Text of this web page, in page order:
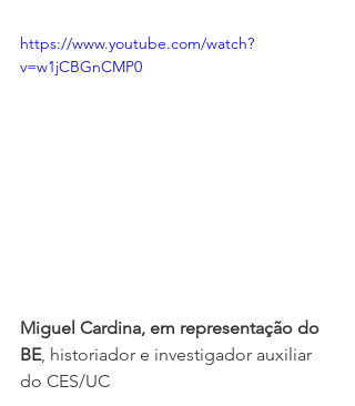
https://www.youtube.com/watch?
v=w1jCBGnCMP0
Miguel Cardina, em representação do
BE, historiador e investigador auxiliar
do CES/UC